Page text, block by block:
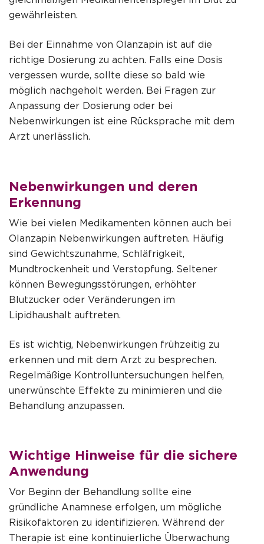
gewährleisten.
Bei der Einnahme von Olanzapin ist auf die
richtige Dosierung zu achten. Falls eine Dosis
vergessen wurde, sollte diese so bald wie
möglich nachgeholt werden. Bei Fragen zur
Anpassung der Dosierung oder bei
Nebenwirkungen ist eine Rücksprache mit dem
Arzt unerlässlich.
Nebenwirkungen und deren
Erkennung
Wie bei vielen Medikamenten können auch bei
Olanzapin Nebenwirkungen auftreten. Häufig
sind Gewichtszunahme, Schläfrigkeit,
Mundtrockenheit und Verstopfung. Seltener
können Bewegungsstörungen, erhöhter
Blutzucker oder Veränderungen im
Lipidhaushalt auftreten.
Es ist wichtig, Nebenwirkungen frühzeitig zu
erkennen und mit dem Arzt zu besprechen.
Regelmäßige Kontrolluntersuchungen helfen,
unerwünschte Effekte zu minimieren und die
Behandlung anzupassen.
Wichtige Hinweise für die sichere
Anwendung
Vor Beginn der Behandlung sollte eine
gründliche Anamnese erfolgen, um mögliche
Risikofaktoren zu identifizieren. Während der
Therapie ist eine kontinuierliche Überwachung